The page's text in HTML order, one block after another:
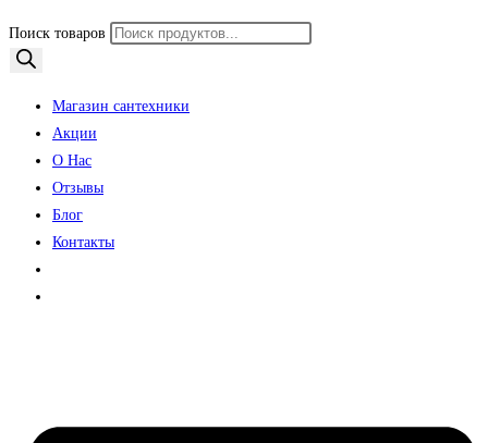
Поиск товаров
Магазин сантехники
Акции
О Нас
Отзывы
Блог
Контакты